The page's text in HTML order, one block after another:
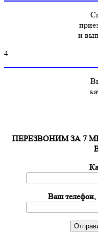
и
4
ПЕРЕЗВОНИМ ЗА 7
Ваш телефон,